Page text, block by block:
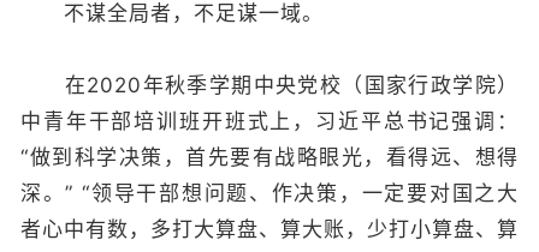
不谋全局者，不足谋一域。
在2020年秋季学期中央党校（国家行政学院）
中青年干部培训班开班式上，习近平总书记强调：
“做到科学决策，首先要有战略眼光，看得远、想得
深。” “领导干部想问题、作决策，一定要对国之大
者心中有数，多打大算盘、算大账，少打小算盘、算